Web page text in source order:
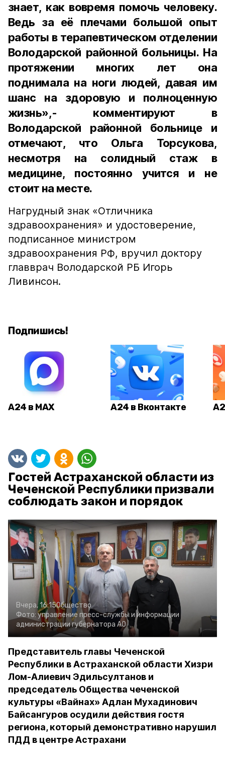
знает, как вовремя помочь человеку.
Ведь за её плечами большой опыт
работы в терапевтическом отделении
Володарской районной больницы. На
протяжении многих лет она
поднимала на ноги людей, давая им
шанс на здоровую и полноценную
жизнь»,- комментируют в
Володарской районной больнице и
отмечают, что Ольга Торсукова,
несмотря на солидный стаж в
медицине, постоянно учится и не
стоит на месте.
Нагрудный знак «Отличника
здравоохранения» и удостоверение,
подписанное министром
здравоохранения РФ, вручил доктору
главврач Володарской РБ Игорь
Ливинсон.
Подпишись!
А24 в MAX А24 в Вконтакте
Гостей Астраханской области из
Чеченской Республики призвали
соблюдать закон и порядок
Вчера, 16:15Общество
Фото: управление пресс-службы и информации
администрации губернатора АО
Представитель главы Чеченской
Республики в Астраханской области Хизри
Лом-Алиевич Эдильсултанов и
председатель Общества чеченской
культуры «Вайнах» Адлан Мухадинович
Байсангуров осудили действия гостя
региона, который демонстративно нарушил
ПДД в центре Астрахани